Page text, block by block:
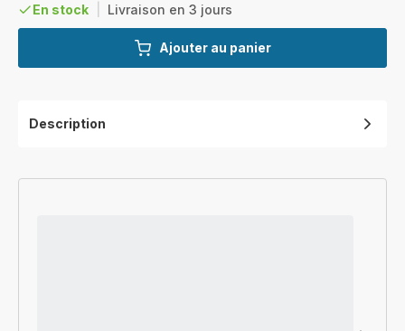
En stock Livraison en 3 jours
Ajouter au panier
Description